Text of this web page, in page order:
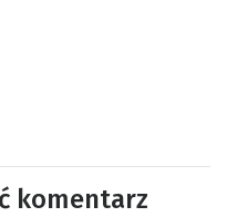
komentarz